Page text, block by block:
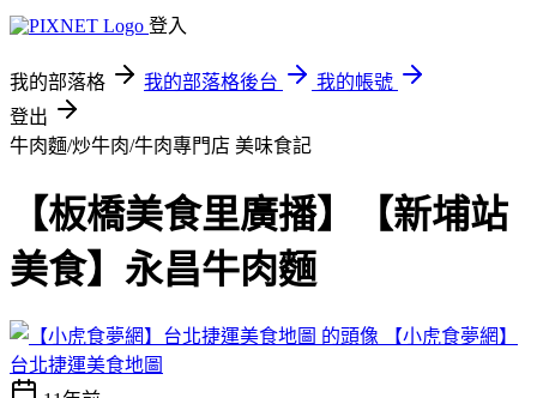
登入
我的部落格 我的部落格後台
我的帳號
登出
牛肉麵/炒牛肉/牛肉專門店 美味食記
【板橋美食里廣播】【新埔站
美食】永昌牛肉麵
【小虎食夢網】
台北捷運美食地圖